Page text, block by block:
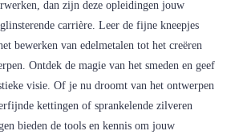
dan zijn deze opleidingen jouw
carrière. Leer de fijne kneepjes
bewerken van edelmetalen tot het creëren
Ontdek de magie van het smeden en geef
visie. Of je nu droomt van het ontwerpen
kettingen of sprankelende zilveren
bieden de tools en kennis om jouw